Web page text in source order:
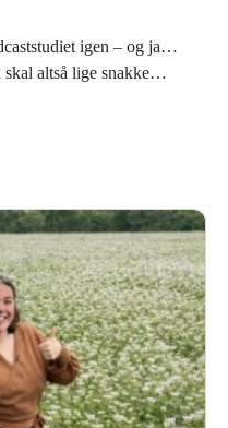
igen – og ja…
altså lige snakke
om
🌿
workshoppen, hvorfor
du kan dyrke, selv
er lige blevet mor til 8
Hun er stadig lidt
😅
forskud på vinterroen…